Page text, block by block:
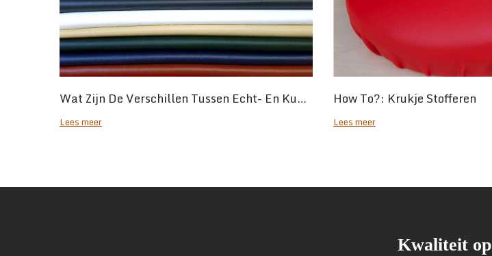
Wat Zijn De Verschillen Tussen Echt- En Kunstleer?
Lees meer
How To?: Krukje Stofferen
Lees meer
Kwaliteit op